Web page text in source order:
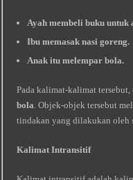
Ayah membeli buku untuk
Ibu memasak nasi goreng.
Anak itu melempar bola.
Pada kalimat-kalimat
bola. Objek-objek tersebut
tindakan yang dilakukan oleh
Kalimat Intransitif